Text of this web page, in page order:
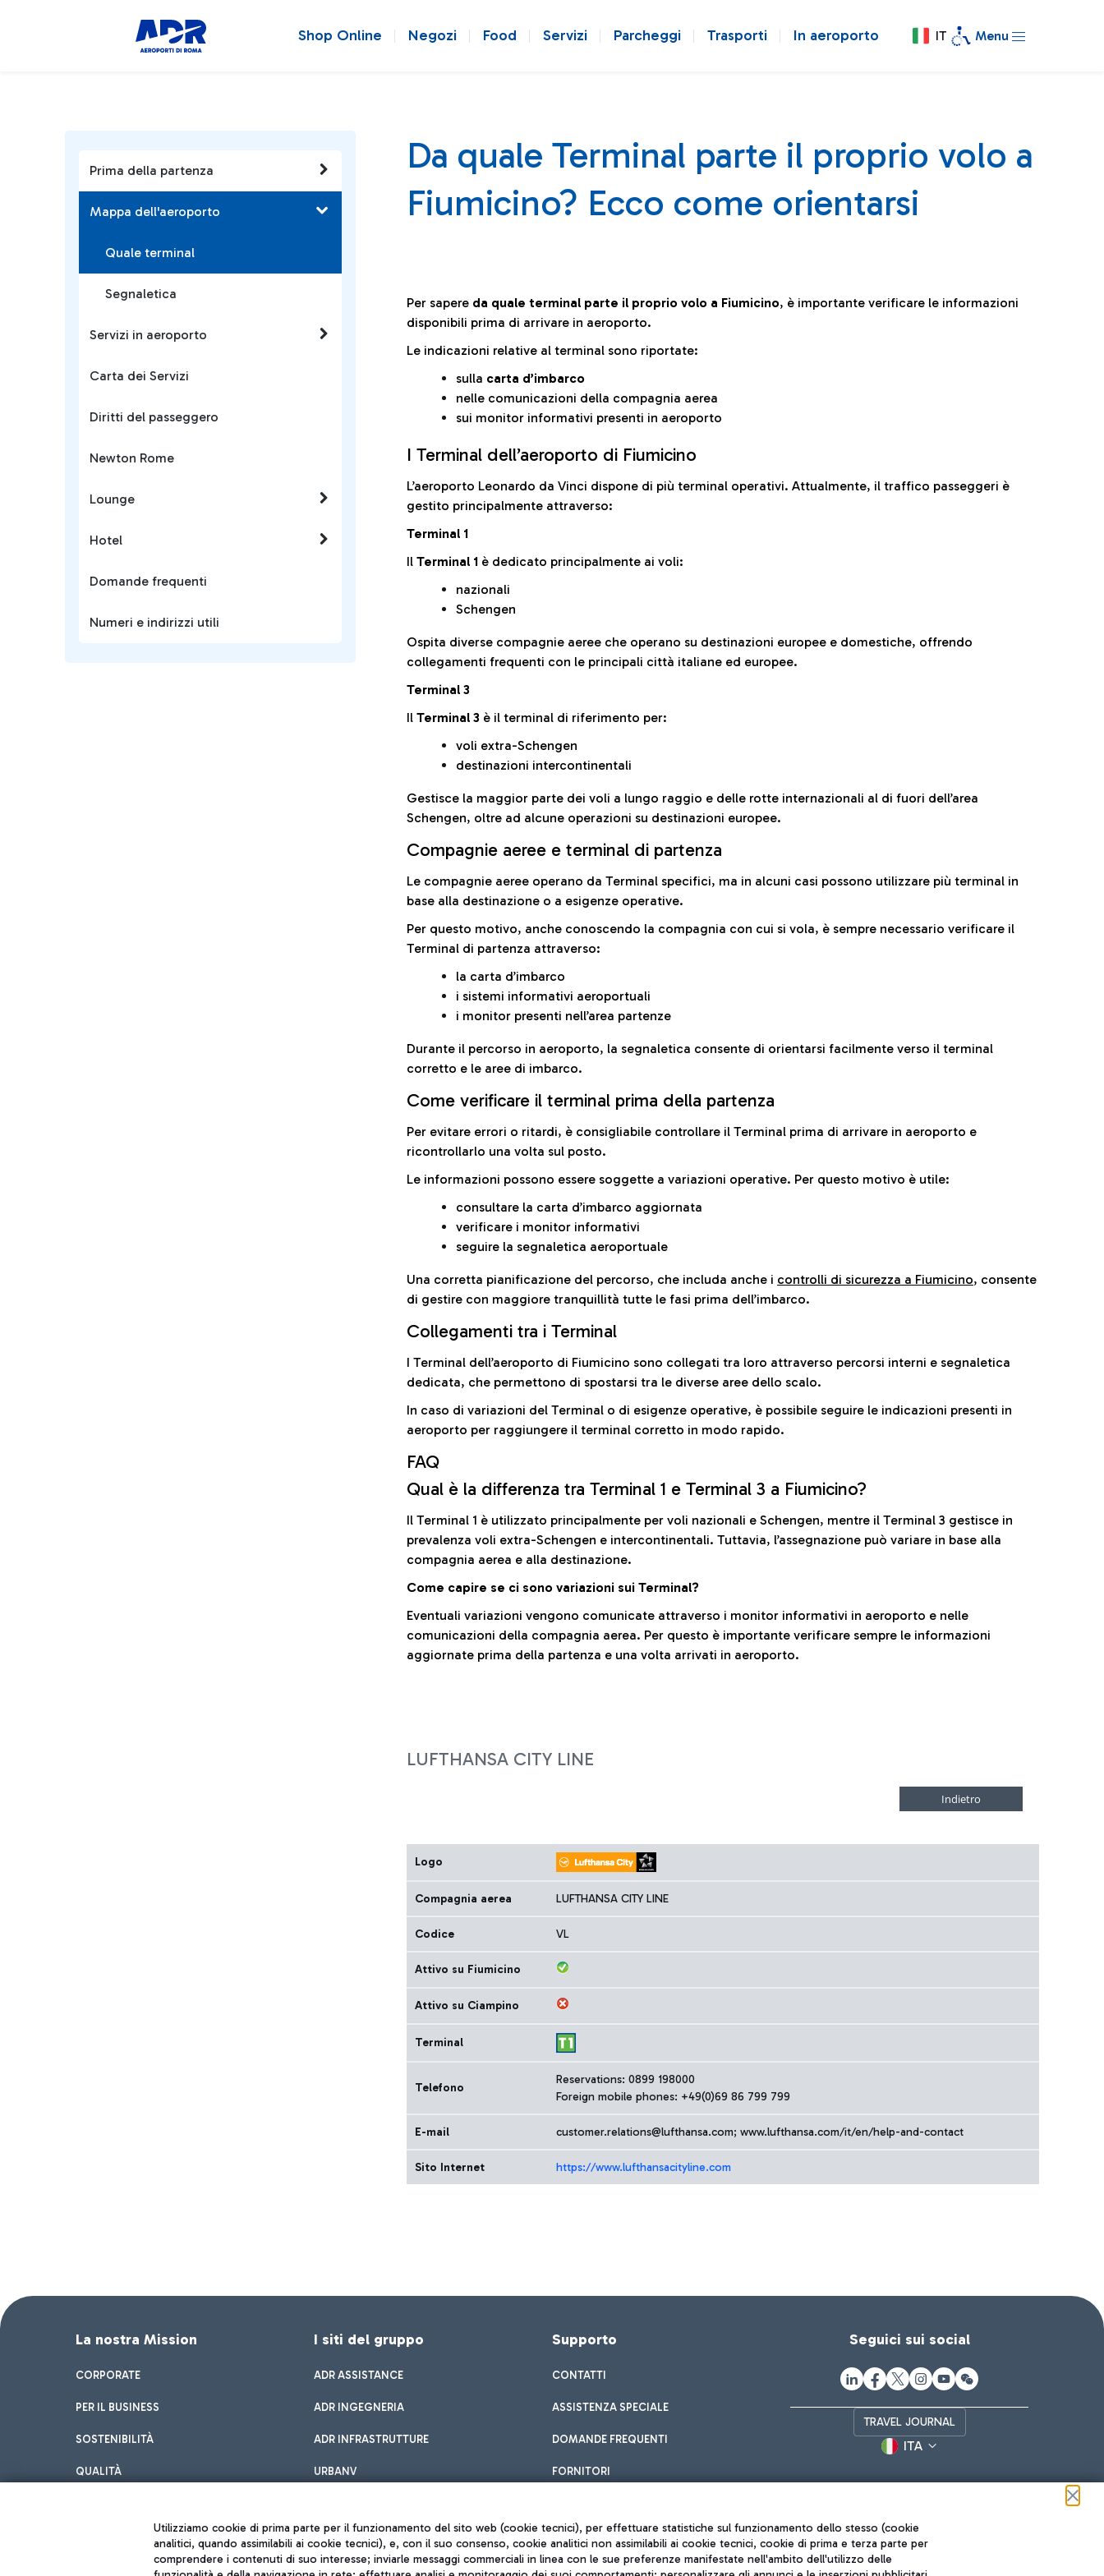
Shop Online Negozi Food Servizi Parcheggi Trasporti In aeroporto IT Menu
Prima della partenza
Mappa dell'aeroporto
Quale terminal
Segnaletica
Servizi in aeroporto
Carta dei Servizi
Diritti del passeggero
Newton Rome
Lounge
Hotel
Domande frequenti
Numeri e indirizzi utili
Da quale Terminal parte il proprio volo a
Fiumicino? Ecco come orientarsi
Per sapere da quale terminal parte il proprio volo a Fiumicino, è importante verificare le informazioni
disponibili prima di arrivare in aeroporto.
Le indicazioni relative al terminal sono riportate:
sulla carta d’imbarco
nelle comunicazioni della compagnia aerea
sui monitor informativi presenti in aeroporto
I Terminal dell’aeroporto di Fiumicino
L’aeroporto Leonardo da Vinci dispone di più terminal operativi. Attualmente, il traffico passeggeri è
gestito principalmente attraverso:
Terminal 1
Il Terminal 1 è dedicato principalmente ai voli:
nazionali
Schengen
Ospita diverse compagnie aeree che operano su destinazioni europee e domestiche, offrendo
collegamenti frequenti con le principali città italiane ed europee.
Terminal 3
Il Terminal 3 è il terminal di riferimento per:
voli extra-Schengen
destinazioni intercontinentali
Gestisce la maggior parte dei voli a lungo raggio e delle rotte internazionali al di fuori dell’area
Schengen, oltre ad alcune operazioni su destinazioni europee.
Compagnie aeree e terminal di partenza
Le compagnie aeree operano da Terminal specifici, ma in alcuni casi possono utilizzare più terminal in
base alla destinazione o a esigenze operative.
Per questo motivo, anche conoscendo la compagnia con cui si vola, è sempre necessario verificare il
Terminal di partenza attraverso:
la carta d’imbarco
i sistemi informativi aeroportuali
i monitor presenti nell’area partenze
Durante il percorso in aeroporto, la segnaletica consente di orientarsi facilmente verso il terminal
corretto e le aree di imbarco.
Come verificare il terminal prima della partenza
Per evitare errori o ritardi, è consigliabile controllare il Terminal prima di arrivare in aeroporto e
ricontrollarlo una volta sul posto.
Le informazioni possono essere soggette a variazioni operative. Per questo motivo è utile:
consultare la carta d’imbarco aggiornata
verificare i monitor informativi
seguire la segnaletica aeroportuale
Una corretta pianificazione del percorso, che includa anche i controlli di sicurezza a Fiumicino, consente
di gestire con maggiore tranquillità tutte le fasi prima dell’imbarco.
Collegamenti tra i Terminal
I Terminal dell’aeroporto di Fiumicino sono collegati tra loro attraverso percorsi interni e segnaletica
dedicata, che permettono di spostarsi tra le diverse aree dello scalo.
In caso di variazioni del Terminal o di esigenze operative, è possibile seguire le indicazioni presenti in
aeroporto per raggiungere il terminal corretto in modo rapido.
FAQ
Qual è la differenza tra Terminal 1 e Terminal 3 a Fiumicino?
Il Terminal 1 è utilizzato principalmente per voli nazionali e Schengen, mentre il Terminal 3 gestisce in
prevalenza voli extra-Schengen e intercontinentali. Tuttavia, l’assegnazione può variare in base alla
compagnia aerea e alla destinazione.
Come capire se ci sono variazioni sui Terminal?
Eventuali variazioni vengono comunicate attraverso i monitor informativi in aeroporto e nelle
comunicazioni della compagnia aerea. Per questo è importante verificare sempre le informazioni
aggiornate prima della partenza e una volta arrivati in aeroporto.
LUFTHANSA CITY LINE
Logo
Compagnia aerea LUFTHANSA CITY LINE
Codice VL
Attivo su Fiumicino
Attivo su Ciampino
Terminal
Telefono
Reservations: 0899 198000
Foreign mobile phones: +49(0)69 86 799 799
E-mail customer.relations@lufthansa.com; www.lufthansa.com/it/en/help-and-contact
Sito Internet https://www.lufthansacityline.com
La nostra Mission
CORPORATE
PER IL BUSINESS
SOSTENIBILITÀ
QUALITÀ
I siti del gruppo
ADR ASSISTANCE
ADR INGEGNERIA
ADR INFRASTRUTTURE
URBANV
Supporto
CONTATTI
ASSISTENZA SPECIALE
DOMANDE FREQUENTI
FORNITORI
Seguici sui social
TRAVEL JOURNAL
ITA
Utilizziamo cookie di prima parte per il funzionamento del sito web (cookie tecnici), per effettuare statistiche sul funzionamento dello stesso (cookie
analitici, quando assimilabili ai cookie tecnici), e, con il suo consenso, cookie analitici non assimilabili ai cookie tecnici, cookie di prima e terza parte per
comprendere i contenuti di suo interesse; inviarle messaggi commerciali in linea con le sue preferenze manifestate nell'ambito dell'utilizzo delle